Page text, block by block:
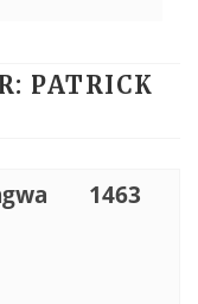
Bassirou
Tunisie : la
PATRICK
1463